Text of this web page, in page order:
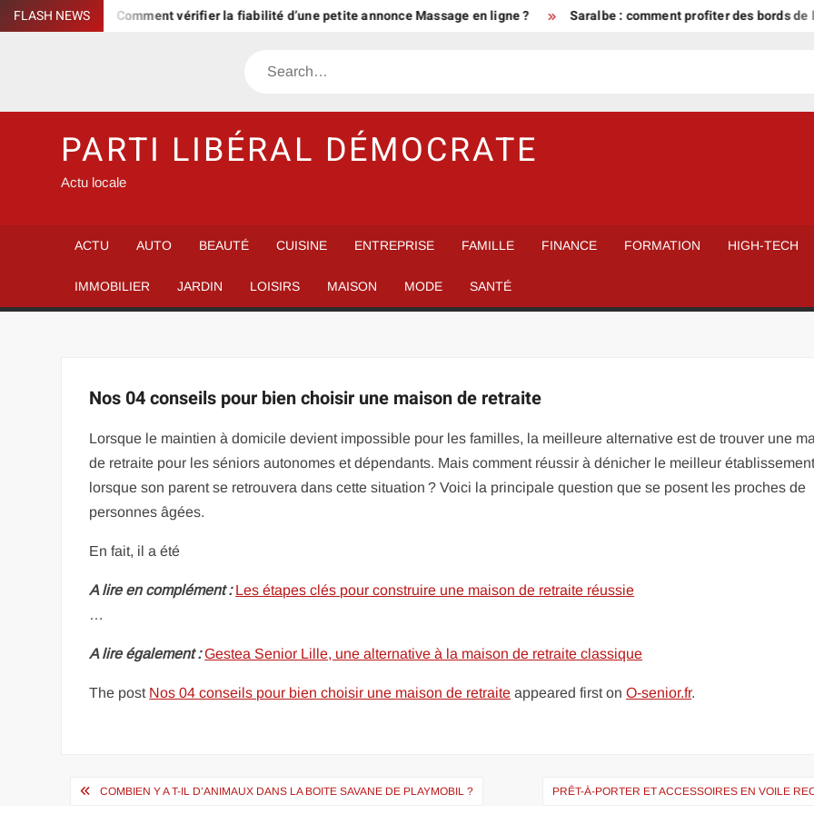
Skip
to
FLASH NEWS
le rater Comment vérifier la fiabilité d’une petite annonce Massage en ligne ? Saralbe : comment profiter des bords de
Search
PARTI LIBÉRAL DÉMOCRATE
Actu locale
ACTU AUTO BEAUTÉ CUISINE ENTREPRISE FAMILLE FINANCE FORMATION HIGH-TECH
IMMOBILIER JARDIN LOISIRS MAISON MODE SANTÉ
Nos 04 conseils pour bien choisir une maison de retraite
Lorsque le maintien à domicile devient impossible pour les familles, la meilleure alternative est de trouver une
de retraite pour les séniors autonomes et dépendants. Mais comment réussir à dénicher le meilleur établissement
lorsque son parent se retrouvera dans cette situation ? Voici la principale question que se posent les proches de
personnes âgées.
En fait, il a été
A lire en complément : Les étapes clés pour construire une maison de retraite réussie
…
A lire également : Gestea Senior Lille, une alternative à la maison de retraite classique
The post Nos 04 conseils pour bien choisir une maison de retraite appeared first onO-senior.fr.
Navigation
COMBIEN Y A T-IL D’ANIMAUX DANS LA BOITE SAVANE DE PLAYMOBIL ? PRÊT-À-PORTER ET ACCESSOIRES EN VOILE